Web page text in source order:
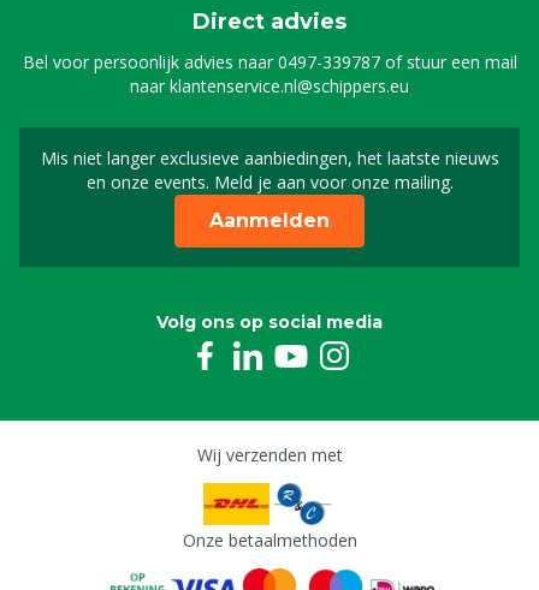
Direct advies
Bel voor persoonlijk advies naar0497-339787of stuur een mail
naarklantenservice.nl@schippers.eu
Mis niet langer exclusieve aanbiedingen, het laatste nieuws
en onze events. Meld je aan voor onze mailing.
Schrijf je in voor onze
Aanmelden
Volg ons op social media
Wij verzenden met
Onze betaalmethoden